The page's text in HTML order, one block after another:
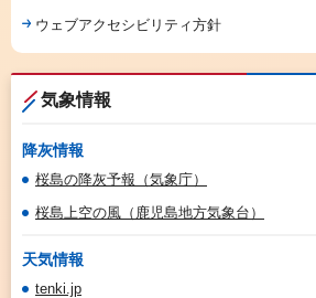
ウェブアクセシビリティ方針
気象情報
降灰情報
桜島の降灰予報（気象庁）
桜島上空の風（鹿児島地方気象台）
天気情報
tenki.jp